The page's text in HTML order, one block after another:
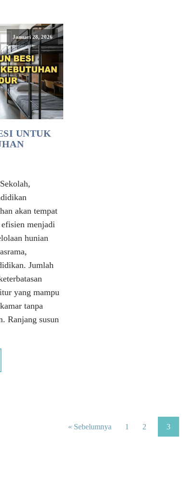
Januari 28, 2026
UNTUK
akan tempat
menjadi
hunian
Jumlah
yang mampu
tanpa
Ranjang susun
« Sebelumnya 1 2 3